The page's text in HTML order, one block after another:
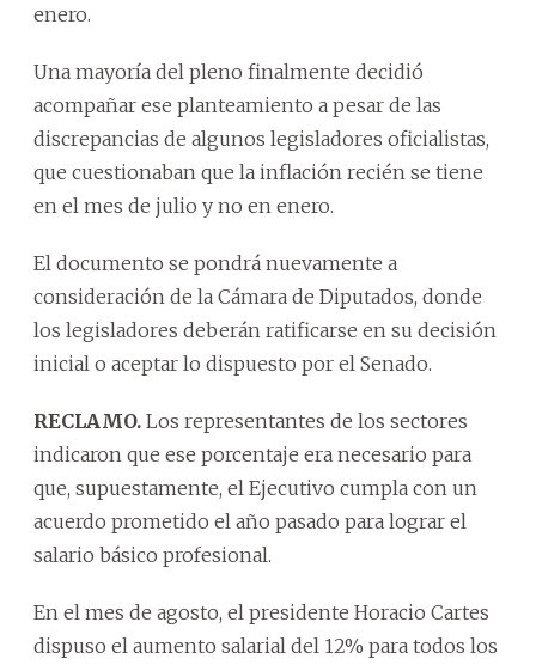
enero.
Una mayoría del pleno finalmente decidió
acompañar ese planteamiento a pesar de las
discrepancias de algunos legisladores oficialistas,
que cuestionaban que la inflación recién se tiene
en el mes de julio y no en enero.
El documento se pondrá nuevamente a
consideración de la Cámara de Diputados, donde
los legisladores deberán ratificarse en su decisión
inicial o aceptar lo dispuesto por el Senado.
RECLAMO. Los representantes de los sectores
indicaron que ese porcentaje era necesario para
que, supuestamente, el Ejecutivo cumpla con un
acuerdo prometido el año pasado para lograr el
salario básico profesional.
En el mes de agosto, el presidente Horacio Cartes
dispuso el aumento salarial del 12% para todos los